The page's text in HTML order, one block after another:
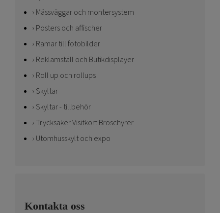
Mässväggar och montersystem
Posters och affischer
Ramar till fotobilder
Reklamställ och Butikdisplayer
Roll up och rollups
Skyltar
Skyltar - tillbehör
Trycksaker Visitkort Broschyrer
Utomhusskylt och expo
Kontakta oss